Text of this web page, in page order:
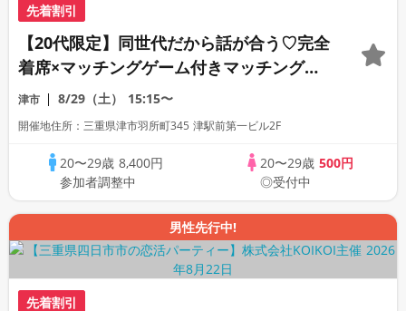
先着割引
【20代限定】同世代だから話が合う♡完全
着席×マッチングゲーム付きマッチングコ
ン
津市 8/29（土） 15:15〜
開催地住所：三重県津市羽所町345 津駅前第一ビル2F
20〜29歳 8,400円
参加者調整中
20〜29歳 500円
◎受付中
男性先行中!
先着割引